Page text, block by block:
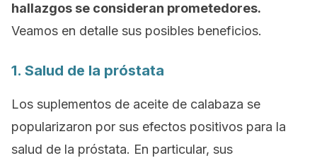
hallazgos se consideran prometedores.
Veamos en detalle sus posibles beneficios.
1. Salud de la próstata
Los suplementos de aceite de calabaza se
popularizaron por sus efectos positivos para la
salud de la próstata. En particular, sus